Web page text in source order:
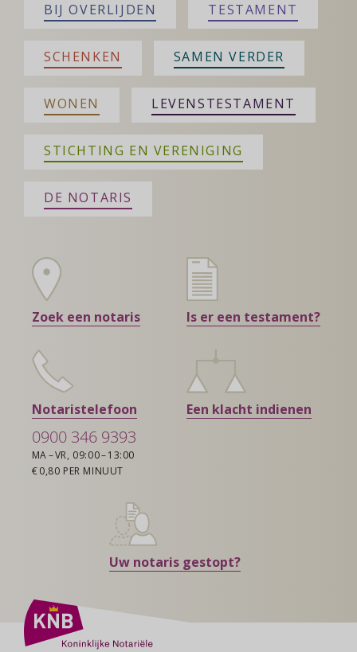
BIJ OVERLIJDEN TESTAMENT
SCHENKEN SAMEN VERDER
WONEN LEVENSTESTAMENT
STICHTING EN VERENIGING
DE NOTARIS
Zoek een notaris Is er een testament?
Notaristelefoon
0900 346 9393
MA – VR, 09:00 – 13:00
€ 0,80 PER MINUUT
Een klacht indienen
Uw notaris gestopt?